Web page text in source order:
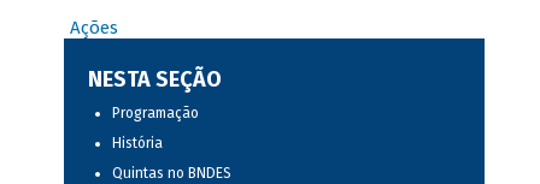
Ações
NESTA SEÇÃO
Programação
História
Quintas no BNDES